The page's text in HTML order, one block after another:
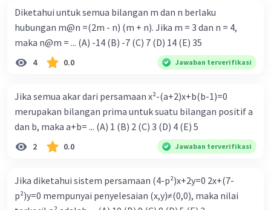
Diketahui untuk semua bilangan m dan n berlaku
hubungan m@n =(2m - n) (m + n). Jika m = 3 dan n = 4,
maka n@m = ... (A) -14 (B) -7 (C) 7 (D) 14 (E) 35
4 0.0 Jawaban terverifikasi
Jika semua akar dari persamaan x²-(a+2)x+b(b-1)=0
merupakan bilangan prima untuk suatu bilangan positif a
dan b, maka a+b= ... (A) 1 (B) 2 (C) 3 (D) 4 (E) 5
2 0.0 Jawaban terverifikasi
Jika diketahui sistem persamaan (4-p²)x+2y=0 2x+(7-
p²)y=0 mempunyai penyelesaian (x,y)≠(0,0), maka nilai